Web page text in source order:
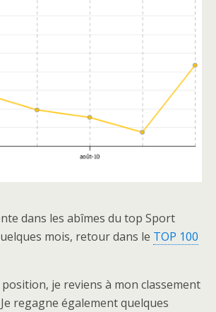
dans les abîmes du top Sport
mois, retour dans le TOP 100
position, je reviens à mon classement
regagne également quelques